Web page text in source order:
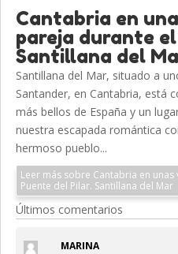
Cantabria en
pareja durante
Santillana del
Santillana del Mar, situado a
Santander, en Cantabria, está
más bellos de España y un
nuestra escapada romántica
hermoso pueblo...
Leer más sobre Cantabria en
Puente del Pilar. Santillana del Mar
Últimos comentarios
MARINA